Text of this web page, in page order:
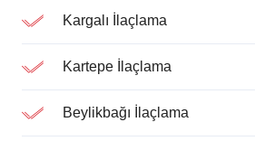
Kargalı İlaçlama
Kartepe İlaçlama
Beylikbağı İlaçlama